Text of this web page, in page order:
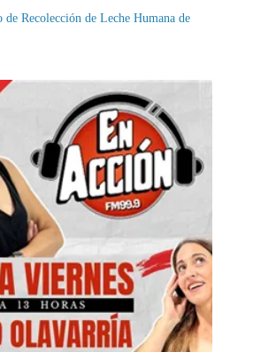
de Recolección de Leche Humana de